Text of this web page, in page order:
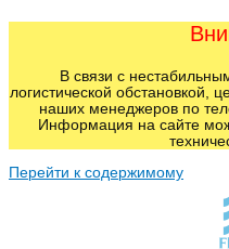
В связи с
логистической обстановкой,
наших менеджеров по
Информация на сайте
Перейти к содержимому